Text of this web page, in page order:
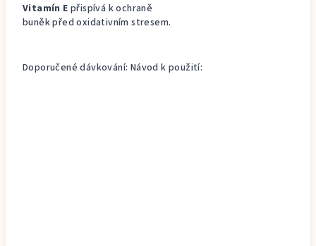
Vitamín E přispívá k ochraně
buněk před oxidativním stresem.
Doporučené dávkování: Návod k použití: